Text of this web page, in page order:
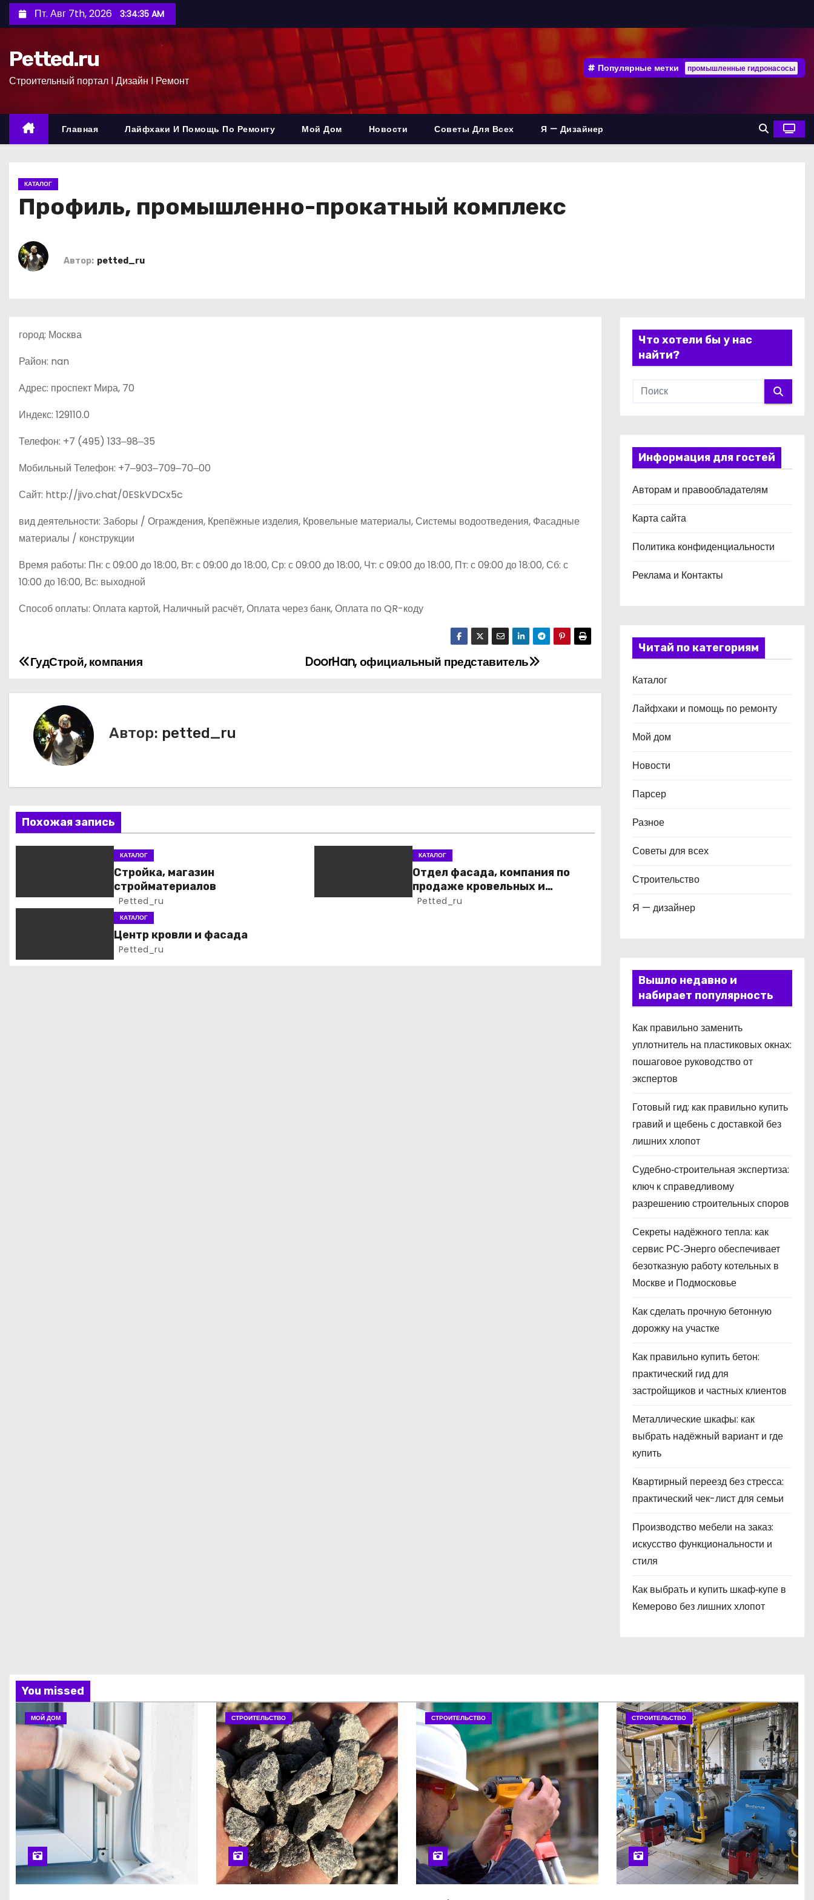
е
с
Пт. Авг 7th, 2026 3:34:36 AM
Petted.ru
Строительный портал l Дизайн l Ремонт
Популярные метки промышленные гидронасосы
Главная Лайфхаки И Помощь По Ремонту Мой Дом Новости Советы Для Всех Я — Дизайнер
КАТАЛОГ
Профиль, промышленно-прокатный комплекс
Автор: petted_ru
город: Москва
Район: nan
Адрес: проспект Мира, 70
Индекс: 129110.0
Телефон: +7 (495) 133‒98‒35
Мобильный Телефон: +7‒903‒709‒70‒00
Сайт: http://jivo.chat/0ESkVDCx5c
вид деятельности: Заборы / Ограждения, Крепёжные изделия, Кровельные материалы, Системы водоотведения, Фасадные
материалы / конструкции
Время работы: Пн: с 09:00 до 18:00, Вт: с 09:00 до 18:00, Ср: с 09:00 до 18:00, Чт: с 09:00 до 18:00, Пт: с 09:00 до 18:00, Сб: с
10:00 до 16:00, Вс: выходной
Способ оплаты: Оплата картой, Наличный расчёт, Оплата через банк, Оплата по QR-коду
Н
а
а
ц
и
п
DoorHan, официальный представитель
ГудСтрой, компания
Автор: petted_ru
Похожая запись
КАТАЛОГ
Стройка, магазин
стройматериалов
Petted_ru
КАТАЛОГ
Отдел фасада, компания по
продаже кровельных и
фасадных материалов
Petted_ru
КАТАЛОГ
Центр кровли и фасада
Petted_ru
Что хотели бы у нас
найти?
Информация для гостей
Авторам и правообладателям
Карта сайта
Политика конфиденциальности
Реклама и Контакты
Читай по категориям
Каталог
Лайфхаки и помощь по ремонту
Мой дом
Новости
Парсер
Разное
Советы для всех
Строительство
Я — дизайнер
Вышло недавно и
набирает популярность
Как правильно заменить
уплотнитель на пластиковых окнах:
пошаговое руководство от
экспертов
Готовый гид: как правильно купить
гравий и щебень с доставкой без
лишних хлопот
Судебно‑строительная экспертиза:
ключ к справедливому
разрешению строительных споров
Секреты надёжного тепла: как
сервис РС‑Энерго обеспечивает
безотказную работу котельных в
Москве и Подмосковье
Как сделать прочную бетонную
дорожку на участке
Как правильно купить бетон:
практический гид для
застройщиков и частных клиентов
Металлические шкафы: как
выбрать надёжный вариант и где
купить
Квартирный переезд без стресса:
практический чек-лист для семьи
Производство мебели на заказ:
искусство функциональности и
стиля
Как выбрать и купить шкаф‑купе в
Кемерово без лишних хлопот
You missed
МОЙ ДОМ СТРОИТЕЛЬСТВО СТРОИТЕЛЬСТВО СТРОИТЕЛЬСТВО